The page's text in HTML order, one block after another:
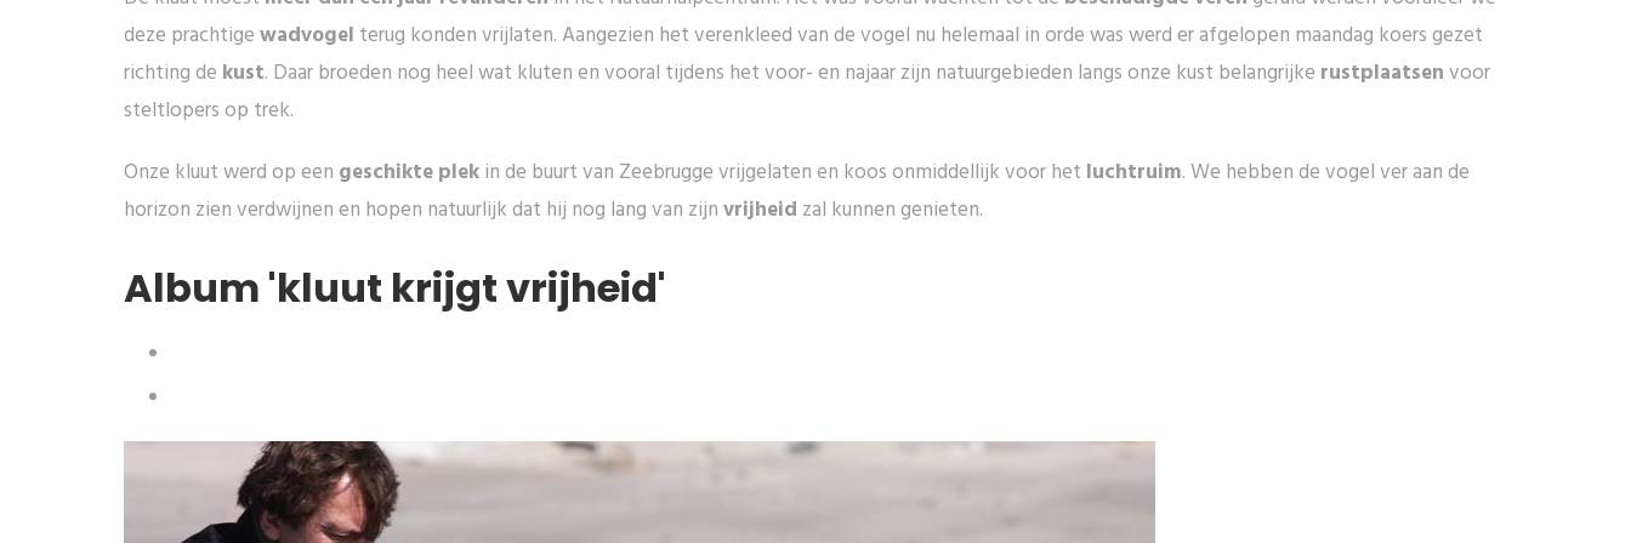
deze prachtigewadvogel terug konden vrijlaten. Aangezien het verenkleed van de vogel nu helemaal in orde was werd er afgelopen maandag koers gezet
richting de kust. Daar broeden nog heel wat kluten en vooral tijdens het voor- en najaar zijn natuurgebieden langs onze kust belangrijke rustplaatsenvoor
steltlopers op trek.
Onze kluut werd op een geschikte plekin de buurt van Zeebrugge vrijgelaten en koos onmiddellijk voor het luchtruim. We hebben de vogel ver aan de
horizon zien verdwijnen en hopen natuurlijk dat hij nog lang van zijnvrijheid zal kunnen genieten.
Album 'kluut krijgt vrijheid'